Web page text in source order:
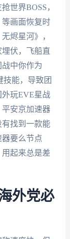
世界BOSS，
画面恢复时
烬星河》，
伏，飞船直
中你作为
能，导致团
玩EVE星战
安京加速器
找到一款能
要么节点
起来总是差
外党必